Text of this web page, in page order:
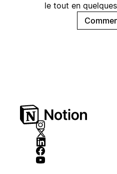
le tout en